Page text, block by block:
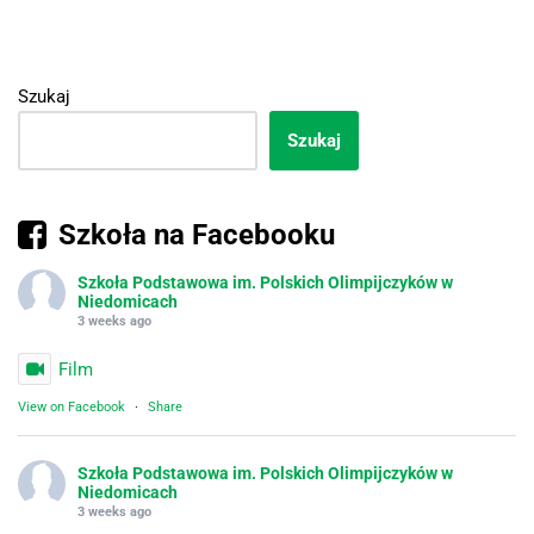
Szukaj
Szukaj
Szkoła na Facebooku
Szkoła Podstawowa im. Polskich Olimpijczyków w
Niedomicach
3 weeks ago
Film
View on Facebook · Share
Szkoła Podstawowa im. Polskich Olimpijczyków w
Niedomicach
3 weeks ago